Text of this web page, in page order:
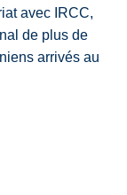
avec IRCC,
de plus de
arrivés au